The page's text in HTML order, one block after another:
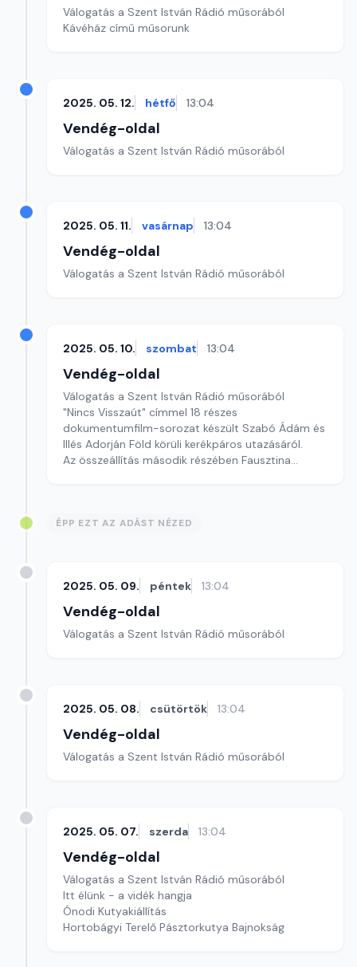
Válogatás a Szent István Rádió műsorából
Kávéház című műsorunk
2025. 05. 12. hétfő 13:04
Vendég-oldal
Válogatás a Szent István Rádió műsorából
2025. 05. 11. vasárnap 13:04
Vendég-oldal
Válogatás a Szent István Rádió műsorából
2025. 05. 10. szombat 13:04
Vendég-oldal
Válogatás a Szent István Rádió műsorából
"Nincs Visszaút" címmel 18 részes
dokumentumfilm-sorozat készült Szabó Ádám és
Illés Adorján Föld körüli kerékpáros utazásáról.
Az összeállítás második részében Fausztina
ÉPP EZT AZ ADÁST NÉZED
2025. 05. 09. péntek 13:04
Vendég-oldal
Válogatás a Szent István Rádió műsorából
2025. 05. 08. csütörtök 13:04
Vendég-oldal
Válogatás a Szent István Rádió műsorából
2025. 05. 07. szerda 13:04
Vendég-oldal
Válogatás a Szent István Rádió műsorából
Itt élünk - a vidék hangja
Ónodi Kutyakiállítás
Hortobágyi Terelő Pásztorkutya Bajnokság